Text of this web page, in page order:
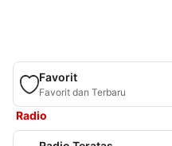
Favorit
Favorit dan Terbaru
Radio